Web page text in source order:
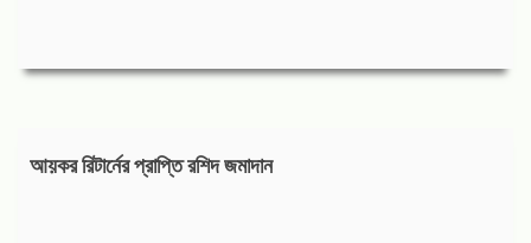
আয়কর রিটার্নের প্রাপ্তি রশিদ জমাদান